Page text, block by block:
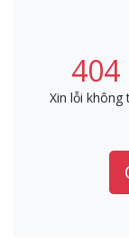
Xin lỗi không